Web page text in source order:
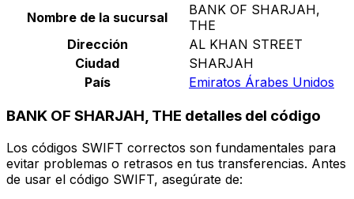
Nombre de la sucursal
BANK OF SHARJAH,
THE
Dirección
AL KHAN STREET
Ciudad
SHARJAH
País
Emiratos Árabes Unidos
BANK OF SHARJAH, THE detalles del código
Los códigos SWIFT correctos son fundamentales para
evitar problemas o retrasos en tus transferencias. Antes
de usar el código SWIFT, asegúrate de: